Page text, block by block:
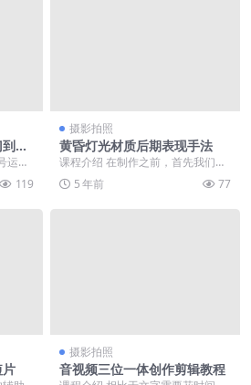
精
运营
播
119
摄影拍照
黄昏灯光材质后期表现手法
课程介绍 在制作之前，首先我们可
以想象一下黄昏光照主要有哪些特
点。第一光照偏向于...
5 年前 77
摄影拍照
音视频三位一体创作剪辑教程